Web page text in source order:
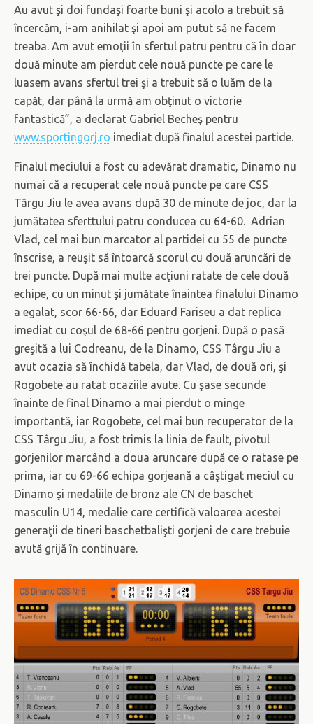
Au avut şi doi fundaşi foarte buni şi acolo a trebuit să
încercăm, i-am anihilat şi apoi am putut să ne facem
treaba. Am avut emoţii în sfertul patru pentru că în doar
două minute am pierdut cele nouă puncte pe care le
luasem avans sfertul trei şi a trebuit să o luăm de la
capăt, dar până la urmă am obţinut o victorie
fantastică”, a declarat Gabriel Becheş pentru
www.sportingorj.ro imediat după finalul acestei partide.
Finalul meciului a fost cu adevărat dramatic, Dinamo nu
numai că a recuperat cele nouă puncte pe care CSS
Târgu Jiu le avea avans după 30 de minute de joc, dar la
jumătatea sferttului patru conducea cu 64-60. Adrian
Vlad, cel mai bun marcator al partidei cu 55 de puncte
înscrise, a reuşit să întoarcă scorul cu două aruncări de
trei puncte. După mai multe acţiuni ratate de cele două
echipe, cu un minut şi jumătate înaintea finalului Dinamo
a egalat, scor 66-66, dar Eduard Fariseu a dat replica
imediat cu coşul de 68-66 pentru gorjeni. După o pasă
greşită a lui Codreanu, de la Dinamo, CSS Târgu Jiu a
avut ocazia să închidă tabela, dar Vlad, de două ori, şi
Rogobete au ratat ocaziile avute. Cu şase secunde
înainte de final Dinamo a mai pierdut o minge
importantă, iar Rogobete, cel mai bun recuperator de la
CSS Târgu Jiu, a fost trimis la linia de fault, pivotul
gorjenilor marcând a doua aruncare după ce o ratase pe
prima, iar cu 69-66 echipa gorjeană a câştigat meciul cu
Dinamo şi medaliile de bronz ale CN de baschet
masculin U14, medalie care certifică valoarea acestei
generaţii de tineri baschetbalişti gorjeni de care trebuie
avută grijă în continuare.